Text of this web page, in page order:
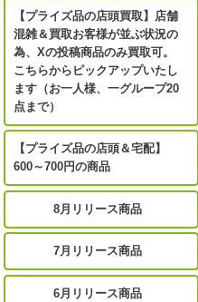
【プライズ品の店頭買取】店舗
混雑＆買取お客様が並ぶ状況の
為、Xの投稿商品のみ買取可。
こちらからピックアップいたし
ます（お一人様、一グループ20
点まで）
【プライズ品の店頭＆宅配】
600～700円の商品
8月リリース商品
7月リリース商品
6月リリース商品